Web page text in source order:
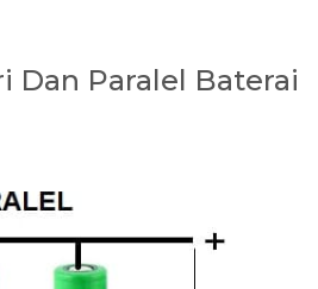
Dan Paralel Baterai